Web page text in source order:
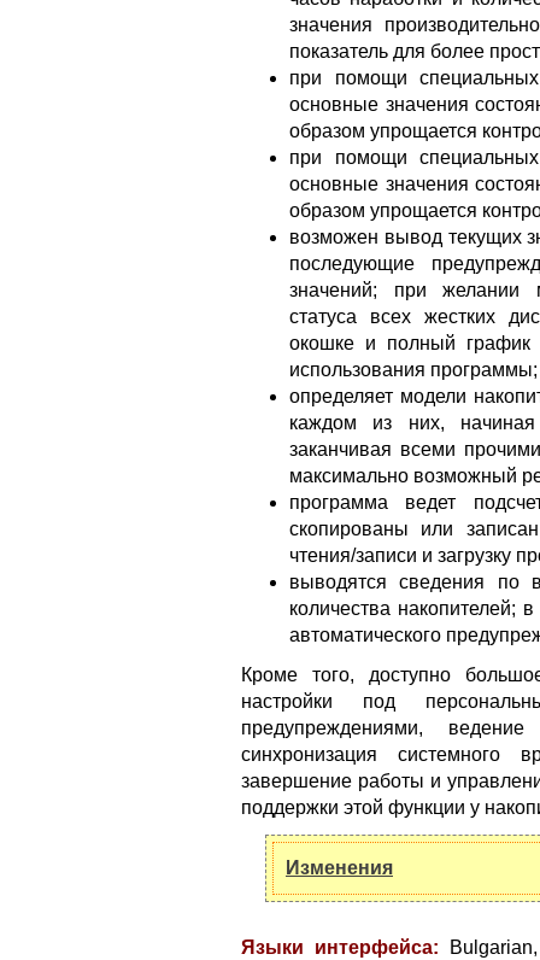
значения
показатель для более
при помощи
основные значения
образом упрощается
при помощи
основные значения
образом упрощается
возможен вывод текущих
последующие
значений; при желании
статуса всех жестких
окошке и полный график
использования программы;
определяет модели
каждом из них,
заканчивая всеми
максимально возможный
программа ведет
скопированы или
чтения/записи и загрузку
выводятся сведения по
количества накопителей;
автоматического
Кроме того, доступно
настройки под
предупреждениями,
синхронизация системного
завершение работы и
поддержки этой функции у
Изменения
Языки интерфейса: